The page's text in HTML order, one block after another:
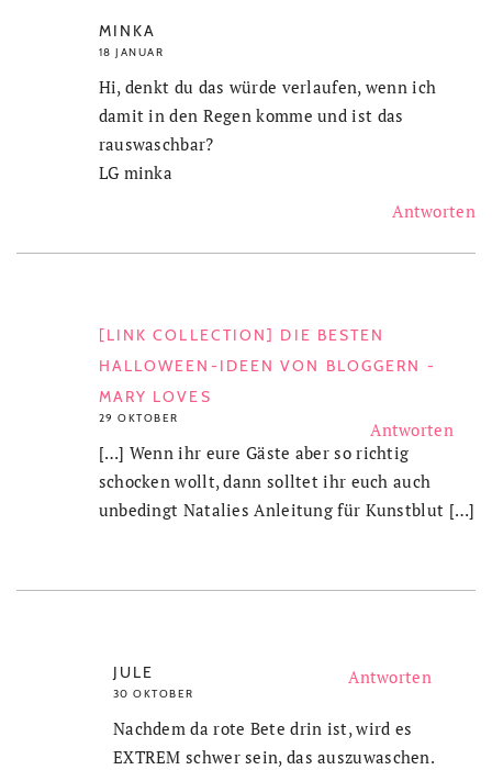
MINKA
18 JANUAR
Hi, denkt du das würde verlaufen, wenn ich
damit in den Regen komme und ist das
rauswaschbar?
LG minka
[LINK COLLECTION] DIE BESTEN
HALLOWEEN-IDEEN VON BLOGGERN -
MARY LOVES
29 OKTOBER
Antworten
[…] Wenn ihr eure Gäste aber so richtig
schocken wollt, dann solltet ihr euch auch
unbedingt Natalies Anleitung für Kunstblut […]
JULE
30 OKTOBER
Antworten
Nachdem da rote Bete drin ist, wird es
EXTREM schwer sein, das auszuwaschen.
Antworten